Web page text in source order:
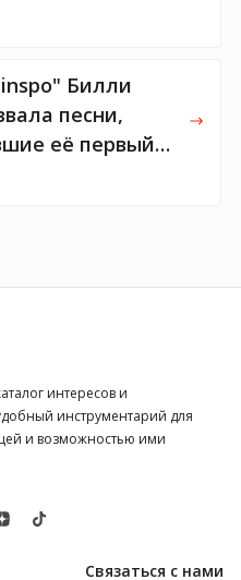
Билли
песни,
её первый
интересов и
инструментарий для
и возможностью ими
Связаться с нами